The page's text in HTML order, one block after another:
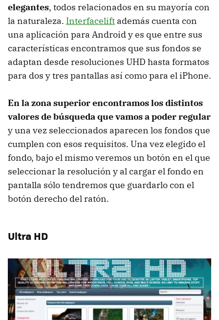
elegantes, todos relacionados en su mayoría con
la naturaleza. Interfacelift además cuenta con
una aplicación para Android y es que entre sus
características encontramos que sus fondos se
adaptan desde resoluciones UHD hasta formatos
para dos y tres pantallas así como para el iPhone.
En la zona superior encontramos los distintos
valores de búsqueda que vamos a poder regular
y una vez seleccionados aparecen los fondos que
cumplen con esos requisitos. Una vez elegido el
fondo, bajo el mismo veremos un botón en el que
seleccionar la resolución y al cargar el fondo en
pantalla sólo tendremos que guardarlo con el
botón derecho del ratón.
Ultra HD